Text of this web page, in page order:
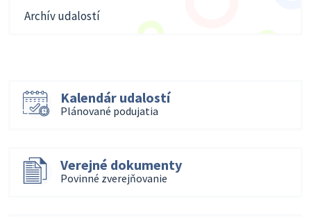
Archív udalostí
Kalendár udalostí
Plánované podujatia
Verejné dokumenty
Povinné zverejňovanie